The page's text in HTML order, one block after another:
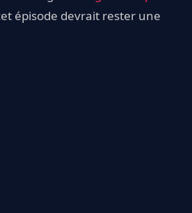
épisode devrait rester une